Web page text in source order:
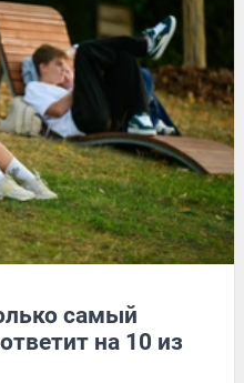
самый
на 10 из